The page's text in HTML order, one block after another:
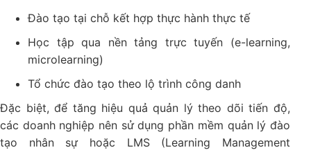
Đào tạo tại chỗ kết hợp thực hành thực tế
Học tập qua nền tảng trực tuyến (e-learning,
microlearning)
Tổ chức đào tạo theo lộ trình công danh
Đặc biệt, để tăng hiệu quả quản lý theo dõi tiến độ,
các doanh nghiệp nên sử dụng phần mềm quản lý đào
tạo nhân sự hoặc LMS (Learning Management